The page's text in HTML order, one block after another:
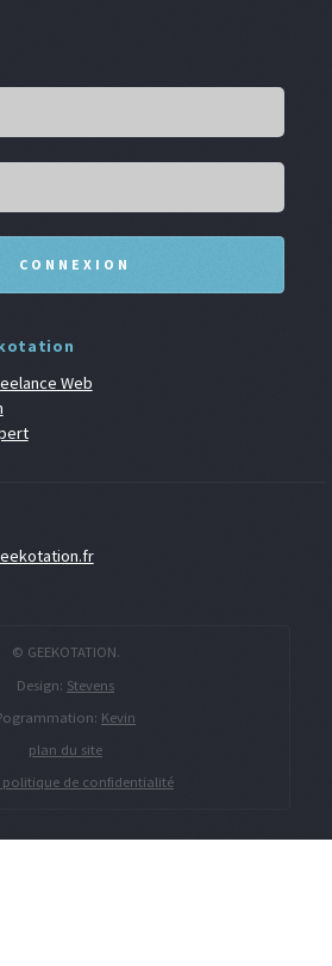
Web
© GEEKOTATION.
Design: Stevens
Kevin
plan du site
politique de confidentialité